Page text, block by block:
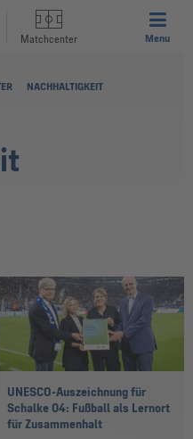
Matchcenter Menu
NACHHALTIGKEIT
UNESCO-Auszeichnung für
Schalke 04: Fußball als Lernort
für Zusammenhalt